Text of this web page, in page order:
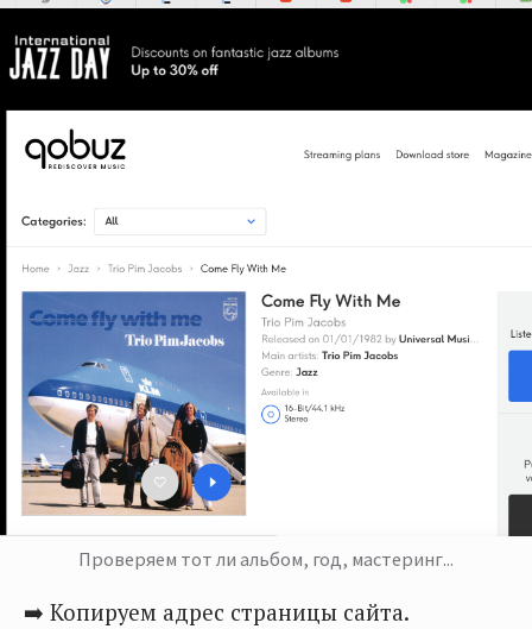
Проверяем тот ли альбом, год, мастеринг...
➡️ Копируем адрес страницы сайта.